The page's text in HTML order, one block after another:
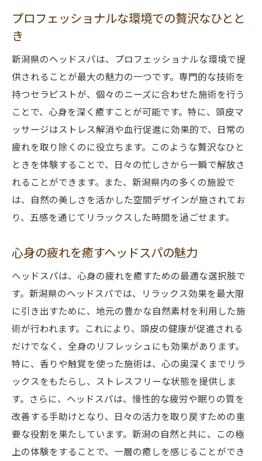
新潟の風景と共に味わうリラクゼーション
新潟の四季とヘッドスパの魅力
美しい自然を取り入れた施術方法
自然との一体感を感じるスペシャル施術
頭皮ケアとリラクゼーションを同時に楽しむ新
潟のヘッドスパ
頭皮の健康を促進する施術内容
リラクゼーションと頭皮ケアの融合
日常の疲れを癒すトータルケア
新潟のヘッドスパが提供する一石二鳥の癒
施術後の頭皮と心の変化
頭皮ケアの重要性とリラクゼーションの相
乗効果
新潟県で心身をリフレッシュするヘッドスパの
魅力
究極のリフレッシュを求める場所
頭皮マッサージと心のリセット
新潟の魅力とヘッドスパの相乗効果
リフレッシュのための個別対応施術
新潟の地域特性を生かしたヘッドスパ体験
心身のバランスを整えるための選択
プロフェッショナルな環境での贅沢なひとと
き
新潟県のヘッドスパは、プロフェッショナルな環境で提
供されることが最大の魅力の一つです。専門的な技術を
持つセラピストが、個々のニーズに合わせた施術を行う
ことで、心身を深く癒すことが可能です。特に、頭皮マ
ッサージはストレス解消や血行促進に効果的で、日常の
疲れを取り除くのに役立ちます。このような贅沢なひと
ときを体験することで、日々の忙しさから一瞬で解放さ
れることができます。また、新潟県内の多くの施設で
は、自然の美しさを活かした空間デザインが施されてお
り、五感を通じてリラックスした時間を過ごせます。
心身の疲れを癒すヘッドスパの魅力
ヘッドスパは、心身の疲れを癒すための最適な選択肢で
す。新潟県のヘッドスパでは、リラックス効果を最大限
に引き出すために、地元の豊かな自然素材を利用した施
術が行われます。これにより、頭皮の健康が促進される
だけでなく、全身のリフレッシュにも効果があります。
特に、香りや触覚を使った施術は、心の奥深くまでリラ
ックスをもたらし、ストレスフリーな状態を提供しま
す。さらに、ヘッドスパは、慢性的な疲労や眠りの質を
改善する手助けとなり、日々の活力を取り戻すための重
要な役割を果たしています。新潟の自然と共に、この極
上の体験をすることで、一層の癒しを感じることができ